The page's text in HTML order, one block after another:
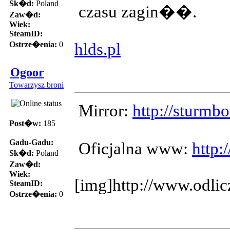
Sk�d: Poland
Zaw�d:
Wiek:
SteamID:
Ostrze�enia: 0
czasu zagin��.
hlds.pl
Ogoor
Towarzysz broni
Post�w: 185
Gadu-Gadu:
Sk�d: Poland
Zaw�d:
Wiek:
SteamID:
Ostrze�enia: 0
Mirror: http://
Oficjalna www:
[img]http://